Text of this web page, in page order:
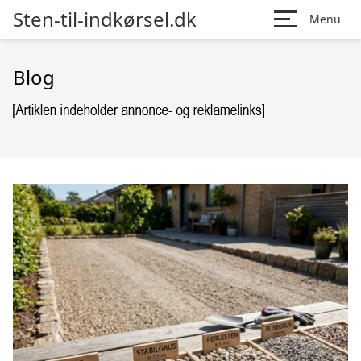
Sten-til-indkørsel.dk Menu
Blog